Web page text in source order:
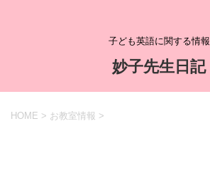
子ども英語に関する情報
妙子先生日記
HOME > お教室情報 >